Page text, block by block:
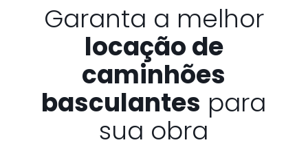
Garanta a melhor
locação de
caminhões
basculantes para
sua obra